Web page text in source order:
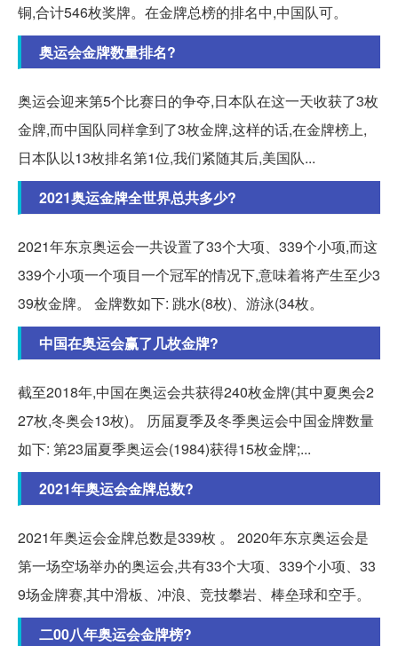
铜,合计546枚奖牌。在金牌总榜的排名中,中国队可。
奥运会金牌数量排名?
奥运会迎来第5个比赛日的争夺,日本队在这一天收获了3枚
金牌,而中国队同样拿到了3枚金牌,这样的话,在金牌榜上,
日本队以13枚排名第1位,我们紧随其后,美国队...
2021奥运金牌全世界总共多少?
2021年东京奥运会一共设置了33个大项、339个小项,而这
339个小项一个项目一个冠军的情况下,意味着将产生至少3
39枚金牌。 金牌数如下: 跳水(8枚)、游泳(34枚。
中国在奥运会赢了几枚金牌?
截至2018年,中国在奥运会共获得240枚金牌(其中夏奥会2
27枚,冬奥会13枚)。 历届夏季及冬季奥运会中国金牌数量
如下: 第23届夏季奥运会(1984)获得15枚金牌;...
2021年奥运会金牌总数?
2021年奥运会金牌总数是339枚 。 2020年东京奥运会是
第一场空场举办的奥运会,共有33个大项、339个小项、33
9场金牌赛,其中滑板、冲浪、竞技攀岩、棒垒球和空手。
二00八年奥运会金牌榜?